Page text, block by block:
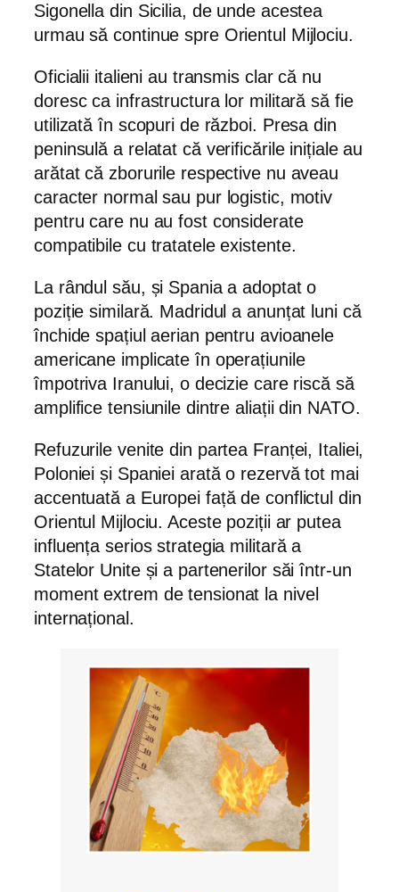
Sigonella din Sicilia, de unde acestea
urmau să continue spre Orientul Mijlociu.
Oficialii italieni au transmis clar că nu
doresc ca infrastructura lor militară să fie
utilizată în scopuri de război. Presa din
peninsulă a relatat că verificările inițiale au
arătat că zborurile respective nu aveau
caracter normal sau pur logistic, motiv
pentru care nu au fost considerate
compatibile cu tratatele existente.
La rândul său, și Spania a adoptat o
poziție similară. Madridul a anunțat luni că
închide spațiul aerian pentru avioanele
americane implicate în operațiunile
împotriva Iranului, o decizie care riscă să
amplifice tensiunile dintre aliații din NATO.
Refuzurile venite din partea Franței, Italiei,
Poloniei și Spaniei arată o rezervă tot mai
accentuată a Europei față de conflictul din
Orientul Mijlociu. Aceste poziții ar putea
influența serios strategia militară a
Statelor Unite și a partenerilor săi într-un
moment extrem de tensionat la nivel
internațional.